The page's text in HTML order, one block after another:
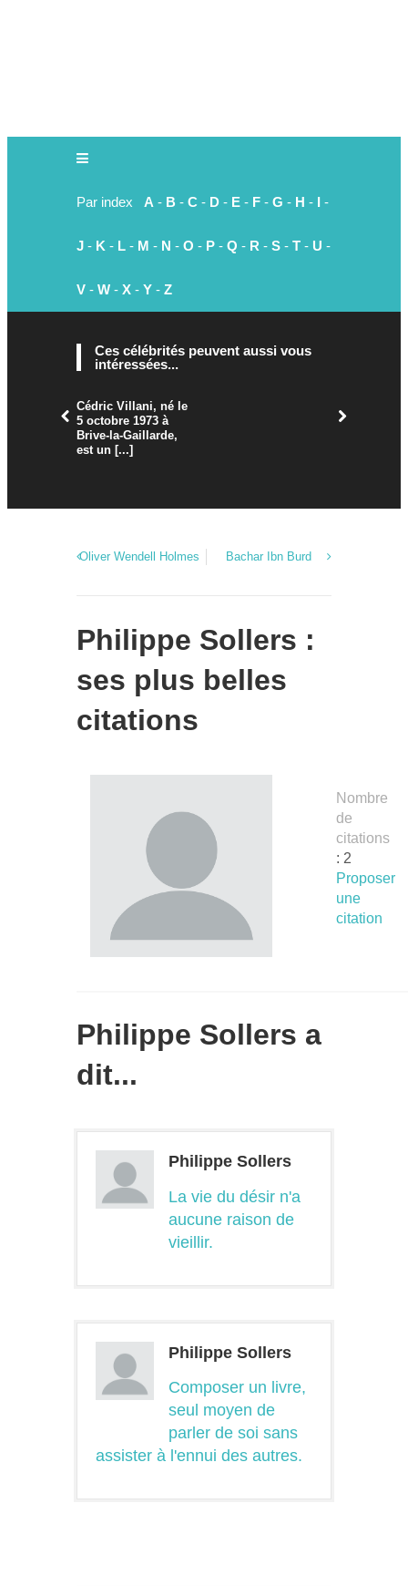
Par index A - B - C - D - E - F - G - H - I -
J - K - L - M - N - O - P - Q - R - S - T - U -
V - W - X - Y - Z
Ces célébrités peuvent aussi vous
intéressées...
Cédric Villani, né le
5 octobre 1973 à
Brive-la-Gaillarde,
est un [...]
Oliver Wendell Holmes Bachar Ibn Burd
Philippe Sollers :
ses plus belles
citations
Nombre
de
citations
: 2
Proposer
une
citation
Philippe Sollers a
dit...
Philippe Sollers
La vie du désir n'a
aucune raison de
vieillir.
Philippe Sollers
Composer un livre,
seul moyen de
parler de soi sans
assister à l'ennui des autres.